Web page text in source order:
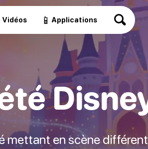
Vidéos 📱 Applications
mettant en scène